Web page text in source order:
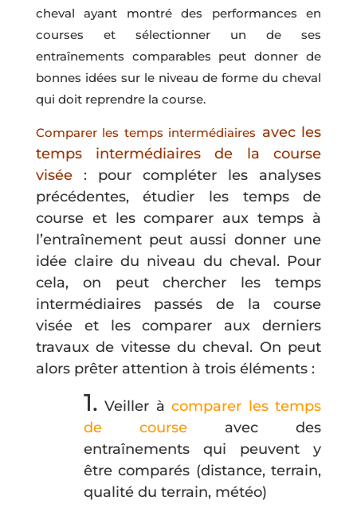
cheval ayant montré des performances en
courses et sélectionner un de ses
entraînements comparables peut donner de
bonnes idées sur le niveau de forme du cheval
qui doit reprendre la course.
Comparer les temps intermédiaires avec les
temps intermédiaires de la course
visée: pour compléter les analyses
précédentes, étudier les temps de
course et les comparer aux temps à
l’entraînement peut aussi donner une
idée claire du niveau du cheval. Pour
cela, on peut chercher les temps
intermédiaires passés de la course
visée et les comparer aux derniers
travaux de vitesse du cheval. On peut
alors prêter attention à trois éléments :
1. Veiller àcomparer les temps
de courseavec des
entraînements qui peuvent y
être comparés (distance, terrain,
qualité du terrain, météo)